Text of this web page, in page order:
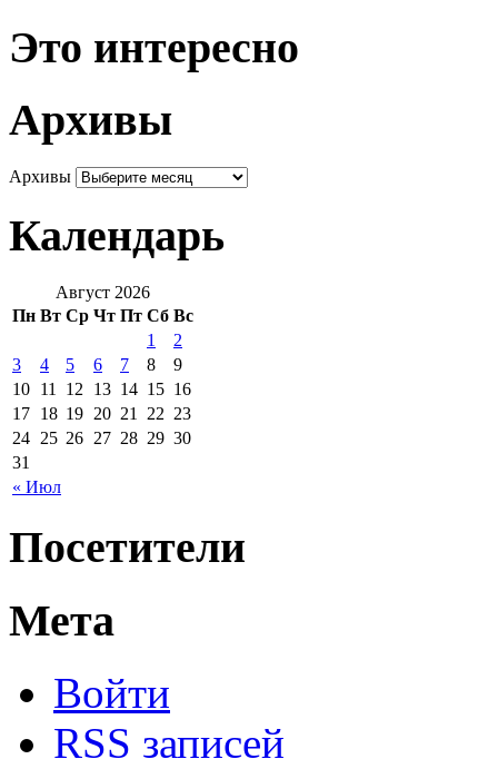
Это интересно
Архивы
Архивы
Календарь
Август 2026
Пн Вт Ср Чт Пт Сб Вс
« Июл
1
2
3
4 5 6 7 8
9
10 11 12 13 14 15 16
17 18 19 20 21 22 23
24 25 26 27 28 29 30
31
Посетители
Мета
Войти
RSS записей